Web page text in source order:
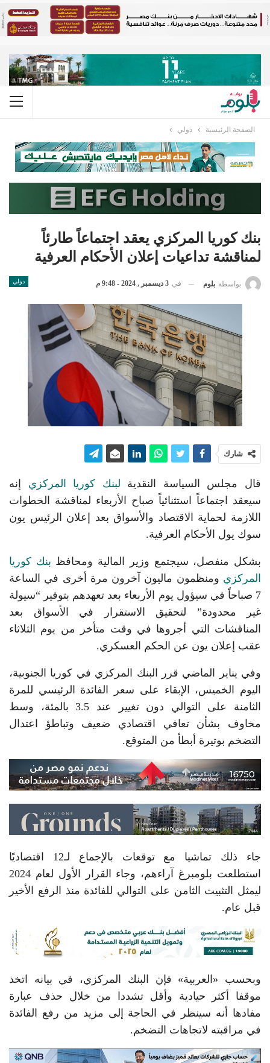
الصفحة الرئيسية دولي
بنك كوريا المركزي يعقد اجتماعاً طارئاً
لمناقشة تداعيات إعلان الأحكام العرفية
دولي بواسطة بلوم في 3 ديسمبر , 2024 - 9:48 م
شارك
قال مجلس السياسة النقدية لبنك كوريا المركزي إنه
سيعقد اجتماعاً استثنائياً صباح الأربعاء لمناقشة الخطوات
اللازمة لحماية الاقتصاد والأسواق بعد إعلان الرئيس يون
سوك يول الأحكام العرفية.
بشكل منفصل، سيجتمع وزير المالية ومحافظ بنك كوريا
المركزي ومنظمون ماليون آخرون مرة أخرى في الساعة
7 صباحاً في سيؤول يوم الأربعاء بعد تعهدهم بتوفير “سيولة
غير محدودة” لتحقيق الاستقرار في الأسواق بعد
المناقشات التي أجروها في وقت متأخر من يوم الثلاثاء
عقب إعلان يون عن الحكم العسكري.
وفي يناير الماضي قرر البنك المركزي في كوريا الجنوبية،
اليوم الخميس، الإبقاء على سعر الفائدة الرئيسي للمرة
الثامنة على التوالي دون تغيير عند 3.5 بالمئة، وسط
مخاوف بشأن تعافي اقتصادي ضعيف وتباطؤ اعتدال
التضخم بوتيرة أبطأ من المتوقع.
جاء ذلك تماشيا مع توقعات بالإجماع لـ12 اقتصاديًا
استطلعت بلومبرغ آراءهم، وجاء القرار الأول لعام 2024
ليمثل التثبيت الثامن على التوالي للفائدة منذ الرفع الأخير
قبل عام.
وبحسب «العربية» فإن البنك المركزي، في بيانه اتخذ
موقفا أكثر حيادية وأقل تشددا من خلال حذف عبارة
مفادها أنه سينظر في الحاجة إلى مزيد من رفع الفائدة
في مراقبته لاتجاهات التضخم.